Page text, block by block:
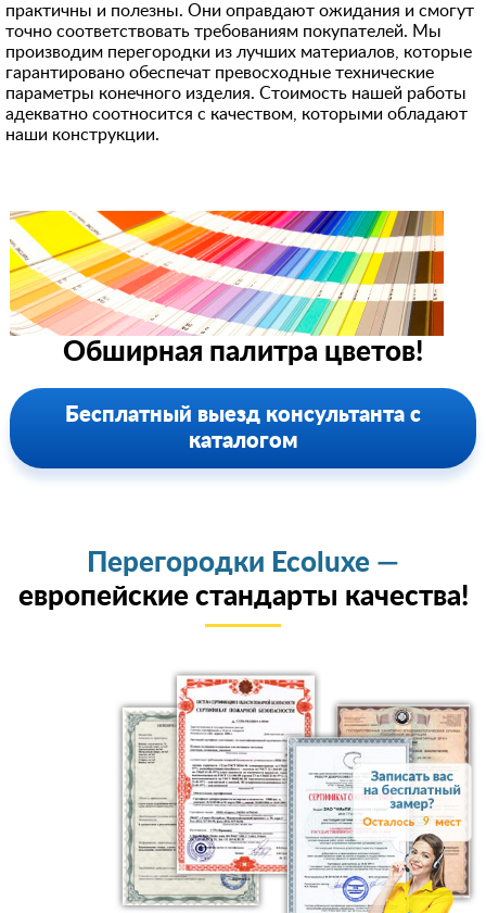
9
практичны и полезны. Они оправдают ожидания и смогут
точно соответствовать требованиям покупателей. Мы
производим перегородки из лучших материалов, которые
гарантировано обеспечат превосходные технические
параметры конечного изделия. Стоимость нашей работы
адекватно соотносится с качеством, которыми обладают
наши конструкции.
Обширная палитра цветов!
Бесплатный выезд консультанта с
каталогом
Перегородки Ecoluxe —
европейские стандарты качества!